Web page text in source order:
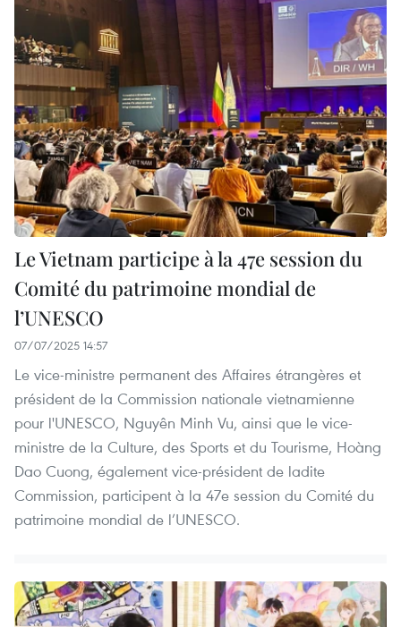
Le Vietnam participe à la 47e session du
Comité du patrimoine mondial de
l’UNESCO
07/07/2025 14:57
Le vice-ministre permanent des Affaires étrangères et
président de la Commission nationale vietnamienne
pour l'UNESCO, Nguyên Minh Vu, ainsi que le vice-
ministre de la Culture, des Sports et du Tourisme, Hoàng
Dao Cuong, également vice-président de ladite
Commission, participent à la 47e session du Comité du
patrimoine mondial de l’UNESCO.